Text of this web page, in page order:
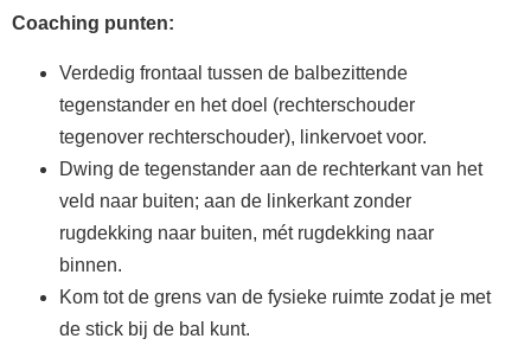
Coaching punten:
Verdedig frontaal tussen de balbezittende
tegenstander en het doel (rechterschouder
tegenover rechterschouder), linkervoet voor.
Dwing de tegenstander aan de rechterkant van het
veld naar buiten; aan de linkerkant zonder
rugdekking naar buiten, mét rugdekking naar
binnen.
Kom tot de grens van de fysieke ruimte zodat je met
de stick bij de bal kunt.